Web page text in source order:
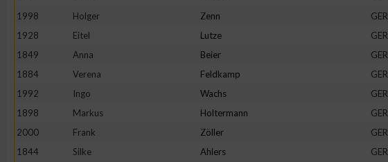
1998
Holger Zenn GER
1928
Eitel Lutze GER
1849
Anna Beier GER
1884
Verena Feldkamp GER
1992
Ingo Wachs GER
1898
Markus Holtermann GER
2000
Frank Zöller GER
1844
Silke Ahlers GER
Verwendung von Profilen zur Auswahl personalisierter Inhalte
Messung der Werbeleistung
Messung der Performance von Inhalten